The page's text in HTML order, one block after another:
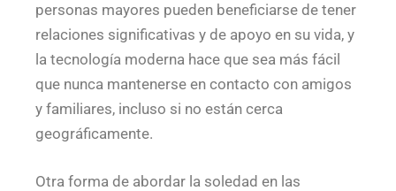
personas mayores pueden beneficiarse de tener
relaciones significativas y de apoyo en su vida, y
la tecnología moderna hace que sea más fácil
que nunca mantenerse en contacto con amigos
y familiares, incluso si no están cerca
geográficamente.
Otra forma de abordar la soledad en las